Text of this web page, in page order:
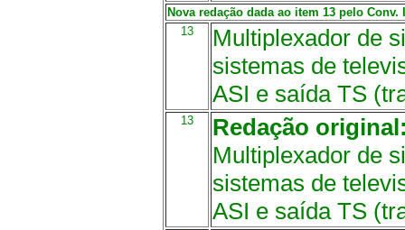
Nova redação dada ao item 13 pelo
13
Multiplexador de
sistemas de
ASI e saída TS
13
Redação
Multiplexador de
sistemas de
ASI e saída TS